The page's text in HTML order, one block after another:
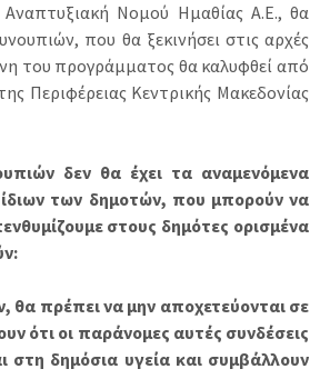
Νομού Ημαθίας Α.Ε., θα
που θα ξεκινήσει στις αρχές
του προγράμματος θα καλυφθεί από
Περιφέρειας Κεντρικής Μακεδονίας
δεν θα έχει τα αναμενόμενα
των δημοτών, που μπορούν να
στους δημότες ορισμένα
πρέπει να μην αποχετεύονται σε
ότι οι παράνομες αυτές συνδέσεις
δημόσια υγεία και συμβάλλουν